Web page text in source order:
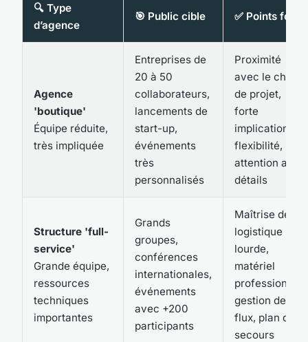
🔍 Type
d’agence
🎯 Public cible ✅ Points forts
Agence
'boutique'
Équipe réduite,
très impliquée
Entreprises de
20 à 50
collaborateurs,
lancements de
start-up,
événements
très
personnalisés
Proximité
avec le chef
de projet,
forte
implication,
flexibilité,
attention aux
détails
Structure 'full-
service'
Grande équipe,
ressources
techniques
importantes
Grands
groupes,
conférences
internationales,
événements
avec +200
participants
Maîtrise de la
logistique
lourde,
matériel
professionnel,
gestion des
flux, plan de
secours